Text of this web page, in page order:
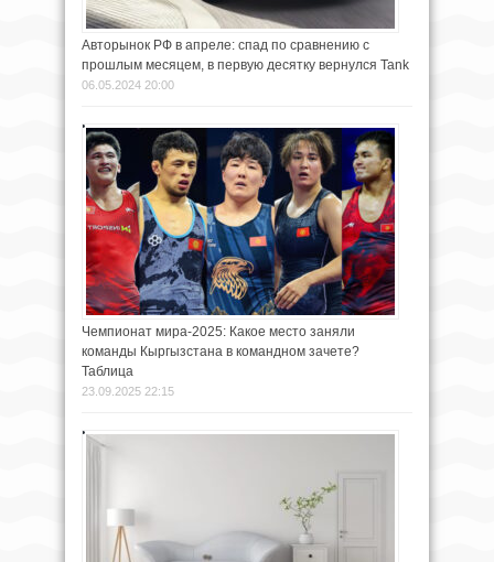
Авторынок РФ в апреле: спад по сравнению с
прошлым месяцем, в первую десятку вернулся Tank
06.05.2024 20:00
Чемпионат мира-2025: Какое место заняли
команды Кыргызстана в командном зачете?
Таблица
23.09.2025 22:15